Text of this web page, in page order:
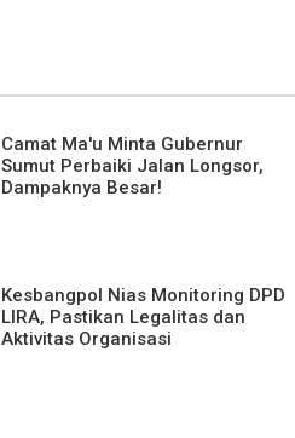
Camat Ma'u Minta Gubernur
Sumut Perbaiki Jalan Longsor,
Dampaknya Besar!
Kesbangpol Nias Monitoring DPD
LIRA, Pastikan Legalitas dan
Aktivitas Organisasi